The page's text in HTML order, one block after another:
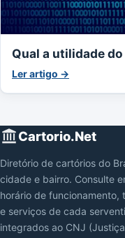
Qual a utilidade
Ler artigo →
Cartorio.Net
Diretório de cartórios do
cidade e bairro. Consulte
horário de funcionamento,
e serviços de cada
integrados ao CNJ